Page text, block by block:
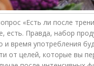
«Есть ли после
есть. Правда, набор
и время употребления
от целей, которые вы